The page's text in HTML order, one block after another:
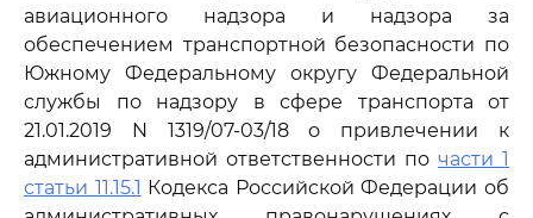
авиационного надзора и надзора за
обеспечением транспортной безопасности по
Южному Федеральному округу Федеральной
службы по надзору в сфере транспорта от
21.01.2019 N 1319/07-03/18 о привлечении к
административной ответственности по части 1
статьи 11.15.1 Кодекса Российской Федерации об